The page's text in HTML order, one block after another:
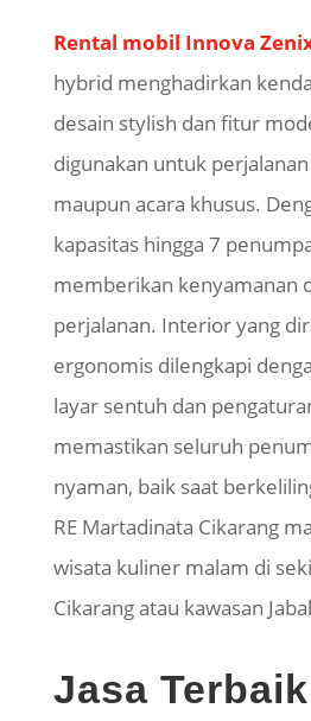
Rental mobil Innova
hybrid menghadirkan
desain stylish dan fitur
digunakan untuk
maupun acara khusus.
kapasitas hingga 7
memberikan kenyamanan
perjalanan. Interior yang
ergonomis dilengkapi
layar sentuh dan
memastikan seluruh
nyaman, baik saat
RE Martadinata Cikarang
wisata kuliner malam di
Cikarang atau kawasan
Jasa